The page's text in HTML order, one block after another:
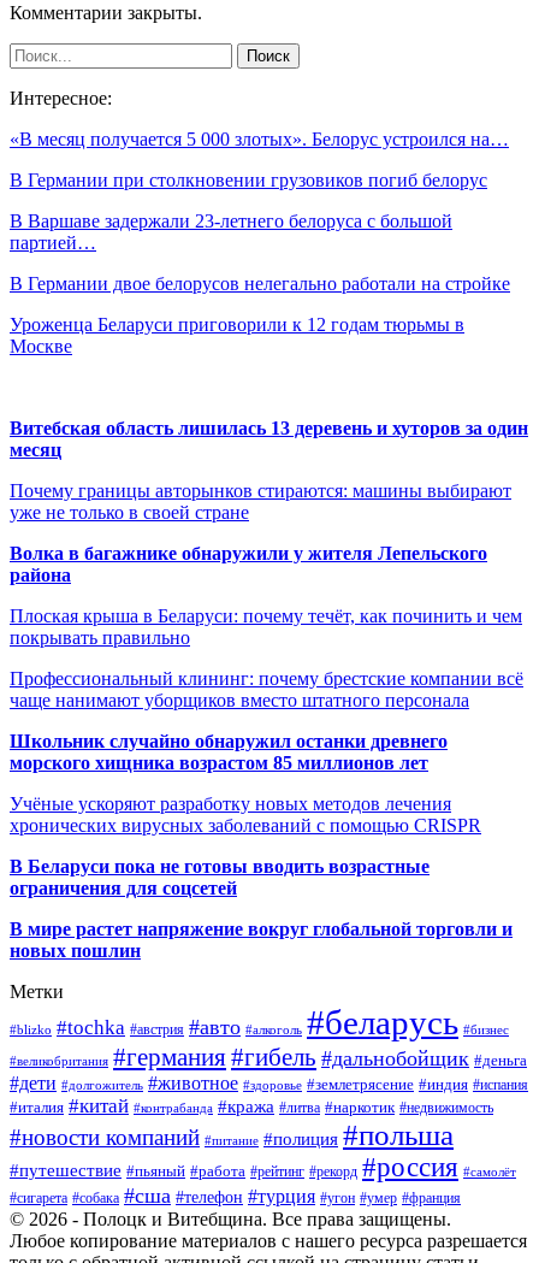
Комментарии закрыты.
Интересное:
«В месяц получается 5 000 злотых». Белорус устроился на…
В Германии при столкновении грузовиков погиб белорус
В Варшаве задержали 23-летнего белоруса с большой
партией…
В Германии двое белорусов нелегально работали на стройке
Уроженца Беларуси приговорили к 12 годам тюрьмы в
Москве
Витебская область лишилась 13 деревень и хуторов за один
месяц
Почему границы авторынков стираются: машины выбирают
уже не только в своей стране
Волка в багажнике обнаружили у жителя Лепельского
района
Плоская крыша в Беларуси: почему течёт, как починить и чем
покрывать правильно
Профессиональный клининг: почему брестские компании всё
чаще нанимают уборщиков вместо штатного персонала
Школьник случайно обнаружил останки древнего
морского хищника возрастом 85 миллионов лет
Учёные ускоряют разработку новых методов лечения
хронических вирусных заболеваний с помощью CRISPR
В Беларуси пока не готовы вводить возрастные
ограничения для соцсетей
В мире растет напряжение вокруг глобальной торговли и
новых пошлин
Метки
#blizko #tochka #австрия #авто #алкоголь #беларусь #бизнес
#великобритания #германия#гибель #дальнобойщик #деньга
#дети #долгожитель #животное #здоровье #землетрясение #индия #испания
#италия #китай #контрабанда #кража #литва #наркотик #недвижимость
#новости компаний #питание #полиция #польша
#путешествие #пьяный #работа #рейтинг #рекорд #россия #самолёт
#сигарета #собака #сша #телефон #турция #угон #умер #франция
© 2026 - Полоцк и Витебщина. Все права защищены.
Любое копирование материалов с нашего ресурса разрешается